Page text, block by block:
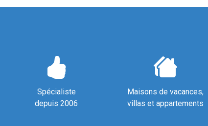
Spécialiste
depuis 2006
Maisons de vacances,
villas et appartements